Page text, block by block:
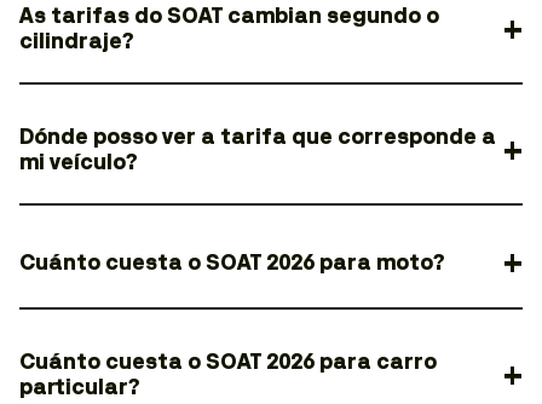
As tarifas do SOAT cambian segundo o
cilindraje?
Dónde posso ver a tarifa que corresponde a
mi veículo?
Cuánto cuesta o SOAT 2026 para moto?
Cuánto cuesta o SOAT 2026 para carro
particular?